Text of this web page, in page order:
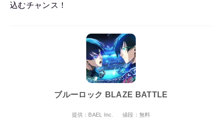
込むチャンス！
ブルーロック BLAZE BATTLE
提供：BAEL Inc. 値段：無料